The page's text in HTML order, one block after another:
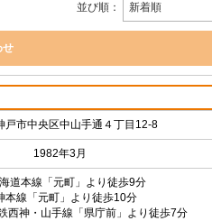
並び順：
戸市中央区中山手通４丁目12-8
1982年3月
道本線「元町」より徒歩9分
本線「元町」より徒歩10分
西神・山手線「県庁前」より徒歩7分